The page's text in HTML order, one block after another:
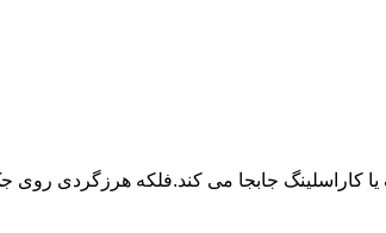
کاراسلینگ جابجا می کند.فلکه هرزگردی